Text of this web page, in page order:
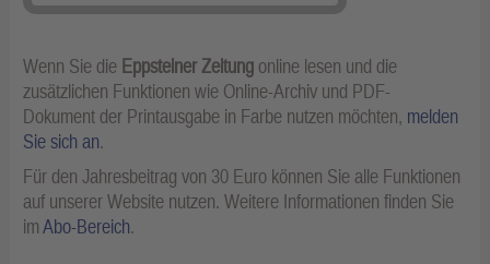
Wenn Sie die Eppsteiner Zeitung online lesen und die
zusätzlichen Funktionen wie Online-Archiv und PDF-
Dokument der Printausgabe in Farbe nutzen möchten, melden
Sie sich an.
Für den Jahresbeitrag von 30 Euro können Sie alle Funktionen
auf unserer Website nutzen. Weitere Informationen finden Sie
imAbo-Bereich.